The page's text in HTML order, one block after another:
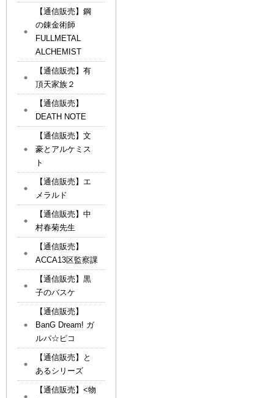
【通信販売】鋼
の錬金術師
FULLMETAL
ALCHEMIST
【通信販売】有
頂天家族２
【通信販売】
DEATH NOTE
【通信販売】文
豪とアルケミス
ト
【通信販売】エ
メラルド
【通信販売】中
村春菊先生
【通信販売】
ACCA13区監察課
【通信販売】黒
子のバスケ
【通信販売】
BanG Dream! ガ
ルパ☆ピコ
【通信販売】と
あるシリーズ
【通信販売】<物